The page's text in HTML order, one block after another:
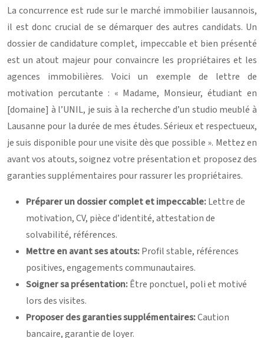
La concurrence est rude sur le marché immobilier lausannois,
il est donc crucial de se démarquer des autres candidats. Un
dossier de candidature complet, impeccable et bien présenté
est un atout majeur pour convaincre les propriétaires et les
agences immobilières. Voici un exemple de lettre de
motivation percutante : « Madame, Monsieur, étudiant en
[domaine] à l’UNIL, je suis à la recherche d’un studio meublé à
Lausanne pour la durée de mes études. Sérieux et respectueux,
je suis disponible pour une visite dès que possible ». Mettez en
avant vos atouts, soignez votre présentation et proposez des
garanties supplémentaires pour rassurer les propriétaires.
Préparer un dossier complet et impeccable:Lettre de
motivation, CV, pièce d’identité, attestation de
solvabilité, références.
Mettre en avant ses atouts:Profil stable, références
positives, engagements communautaires.
Soigner sa présentation:Être ponctuel, poli et motivé
lors des visites.
Proposer des garanties supplémentaires:Caution
bancaire, garantie de loyer.